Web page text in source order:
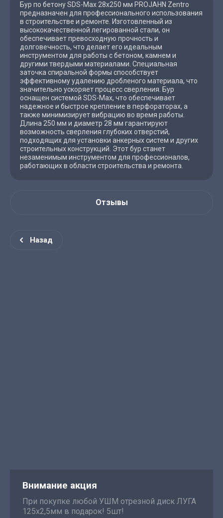
Внимание акция
При покупке любой УШМ отрезной диск ЛУГА
125х2,5мм в подарок! 5шт!
Бур по бетону SDS-Max 28x250 мм PROJAHN Zentro
предназначен для профессионального использования
в строительстве и ремонте. Изготовленный из
высококачественной легированной стали, он
обеспечивает превосходную прочность и
долговечность, что делает его идеальным
инструментом для работы с бетоном, камнем и
другими твердыми материалами. Специальная
заточка спиральной формы способствует
эффективному удалению дробленого материала, что
значительно ускоряет процесс сверления. Бур
оснащен системой SDS-Max, что обеспечивает
надежное и быстрое крепление в перфораторах, а
также минимизирует вибрацию во время работы.
Длина 250 мм и диаметр 28 мм гарантируют
возможность сверления глубоких отверстий,
подходящих для установки анкерных систем и других
строительных конструкций. Этот бур станет
незаменимым инструментом для профессионалов,
работающих в области строительства и ремонта.
Отзывы
Назад